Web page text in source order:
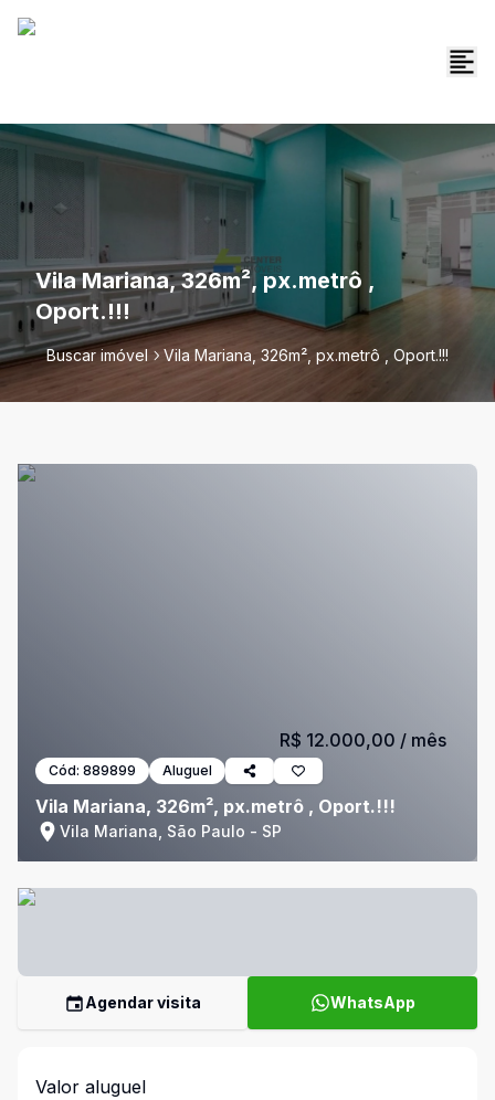
Vila Mariana, 326m², px.metrô ,
Oport.!!!
Buscar imóvel Vila Mariana, 326m², px.metrô , Oport.!!!
Cód: 889899 Aluguel
Vila Mariana, 326m², px.metrô , Oport.!!!
Vila Mariana, São Paulo - SP
R$ 12.000,00 / mês
Agendar visita WhatsApp
Valor aluguel